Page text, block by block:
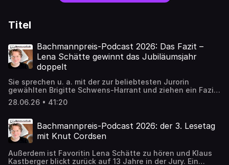
Titel
Bachmannpreis-Podcast 2026: Das Fazit –
Lena Schätte gewinnt das Jubiläumsjahr
doppelt
Sie sprechen u. a. mit der zur beliebtesten Jurorin
gewählten Brigitte Schwens-Harrant und ziehen ein Fazit
der 50. Tage der deutschsprachigen Literatur in
Klagenfurt. Es ist die letzte Folge des Bachmannpreis-
Podcast des literaturcafe.de. Wolfgang Tischer und
Bozena Badura sitzen bei sommerheißen 36 Grad im
Garten des ORF, dem Ingeborg-Bachmann-Park, und
Doppeljubiläums: 50 Jahre Bachmannpreis und der 100.
Geburtstag von Ingeborg Bachmann am 25. Juni. Die
28.06.26 • 41:20
Bachmannpreis-Podcast 2026: der 3. Lesetag
mit Knut Cordsen
Außerdem ist Favoritin Lena Schätte zu hören und Klaus
Kastberger blickt zurück auf 13 Jahre in der Jury. Ein